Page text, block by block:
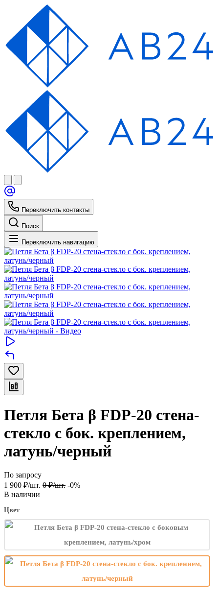
Переключить контакты
Поиск
Переключить навигацию
Петля Бета β FDP-20 стена-
стекло с бок. креплением,
латунь/черный
По запросу
1 900 ₽/шт. 0 ₽/шт. -0%
В наличии
Цвет